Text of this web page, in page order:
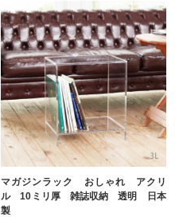
マガジンラック おしゃれ アクリ
ル 10ミリ厚 雑誌収納 透明 日本
製